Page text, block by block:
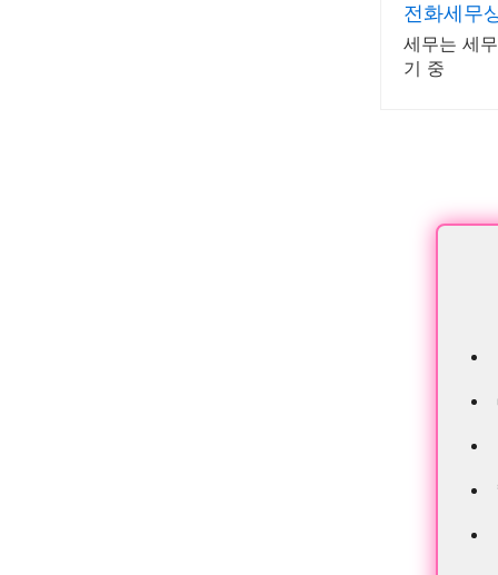
전화세무
세무는 세
기 중